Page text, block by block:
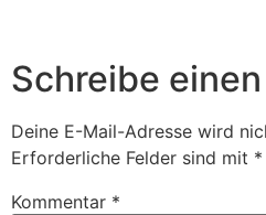
Schreibe
Deine E-Mail-Adresse wird
Erforderliche Felder sind mit *
Kommentar *